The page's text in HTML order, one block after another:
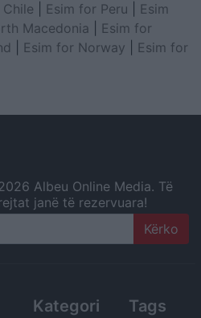
Esim for Peru
Esim
Macedonia
Esim for
Esim for Norway
Esim for
Albeu Online Media. Të
janë të rezervuara!
Kategori Tags